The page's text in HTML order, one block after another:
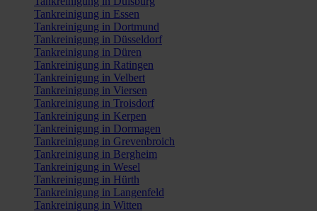
Tankreinigung in Essen
Tankreinigung in Dortmund
Tankreinigung in Düsseldorf
Tankreinigung in Düren
Tankreinigung in Ratingen
Tankreinigung in Velbert
Tankreinigung in Viersen
Tankreinigung in Troisdorf
Tankreinigung in Kerpen
Tankreinigung in Dormagen
Tankreinigung in Grevenbroich
Tankreinigung in Bergheim
Tankreinigung in Wesel
Tankreinigung in Hürth
Tankreinigung in Langenfeld
Tankreinigung in Witten